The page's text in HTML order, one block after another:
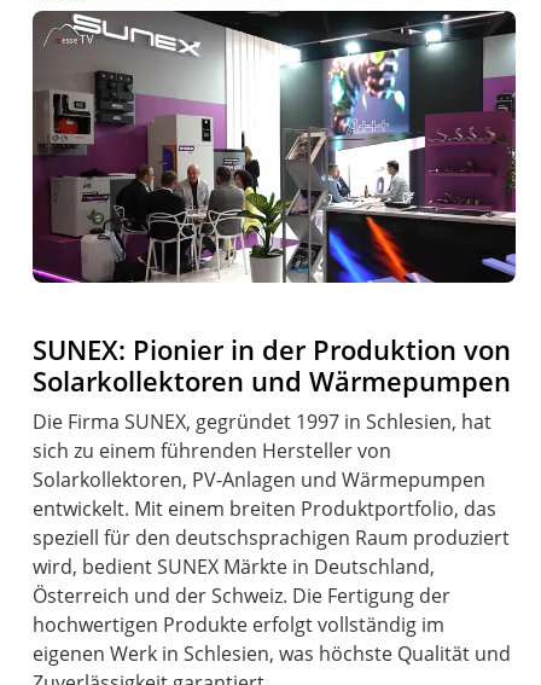
SUNEX: Pionier in der Produktion von
Solarkollektoren und Wärmepumpen
Die Firma SUNEX, gegründet 1997 in Schlesien, hat
sich zu einem führenden Hersteller von
Solarkollektoren, PV-Anlagen und Wärmepumpen
entwickelt. Mit einem breiten Produktportfolio, das
speziell für den deutschsprachigen Raum produziert
wird, bedient SUNEX Märkte in Deutschland,
Österreich und der Schweiz. Die Fertigung der
hochwertigen Produkte erfolgt vollständig im
eigenen Werk in Schlesien, was höchste Qualität und